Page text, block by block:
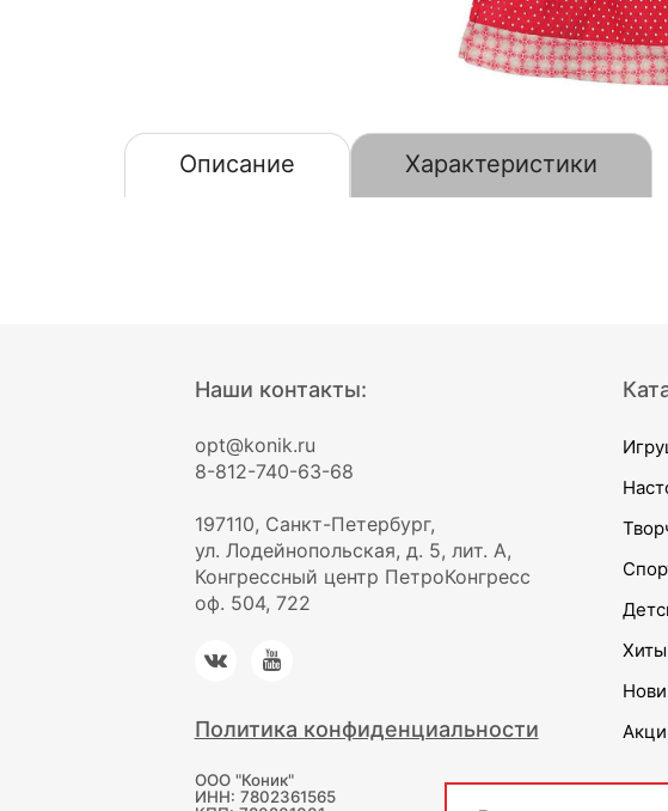
Описание Характеристики
Наши контакты:
opt@konik.ru
8-812-740-63-68
197110, Санкт-Петербург,
ул. Лодейнопольская, д. 5, лит. А,
Конгрессный центр ПетроКонгресс
оф. 504, 722
Политика конфиденциальности
ООО "Коник"
ИНН: 7802361565